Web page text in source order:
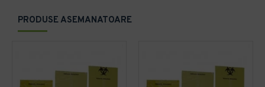
PRODUSE ASEMANATOARE